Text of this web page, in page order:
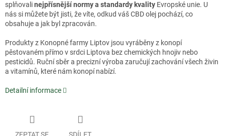
splňovalinejpřísnější normy a standardy kvality Evropské unie. U
nás si můžete být jisti, že víte, odkud váš CBD olej pochází, co
obsahuje a jak byl zpracován.
Produkty z Konopné farmy Liptov jsou vyráběny z konopí
pěstovaném přímo v srdci Liptova bez chemických hnojiv nebo
pesticidů. Ruční sběr a precizní výroba zaručují zachování všech živin
a vitamínů, které nám konopí nabízí.
Detailní informace